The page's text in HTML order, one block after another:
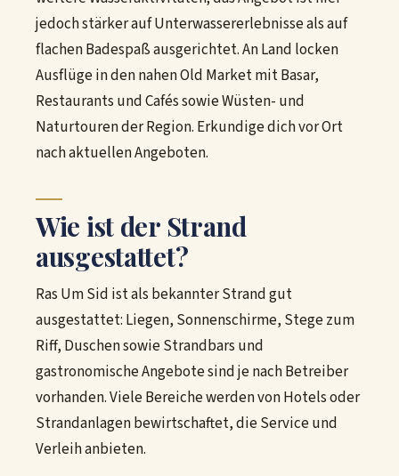
jedoch stärker auf Unterwassererlebnisse als auf
flachen Badespaß ausgerichtet. An Land locken
Ausflüge in den nahen Old Market mit Basar,
Restaurants und Cafés sowie Wüsten- und
Naturtouren der Region. Erkundige dich vor Ort
nach aktuellen Angeboten.
Wie ist der Strand
ausgestattet?
Ras Um Sid ist als bekannter Strand gut
ausgestattet: Liegen, Sonnenschirme, Stege zum
Riff, Duschen sowie Strandbars und
gastronomische Angebote sind je nach Betreiber
vorhanden. Viele Bereiche werden von Hotels oder
Strandanlagen bewirtschaftet, die Service und
Verleih anbieten.